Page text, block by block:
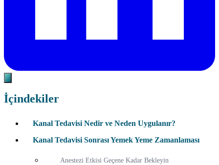
İçindekiler
Kanal Tedavisi Nedir ve Neden Uygulanır?
Kanal Tedavisi Sonrası Yemek Yeme Zamanlaması
Anestezi Etkisi Geçene Kadar Bekleyin